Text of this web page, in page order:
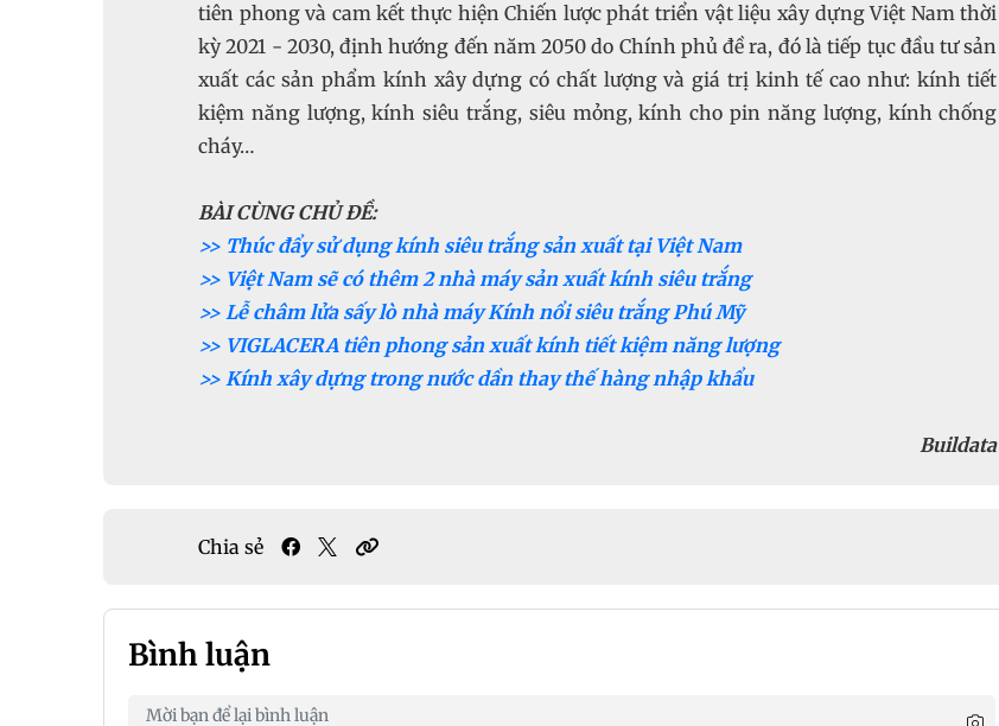
tiên phong và cam kết thực hiện Chiến lược phát triển vật liệu xây dựng Việt Nam thời
kỳ 2021 - 2030, định hướng đến năm 2050 do Chính phủ đề ra, đó là tiếp tục đầu tư sản
xuất các sản phẩm kính xây dựng có chất lượng và giá trị kinh tế cao như: kính tiết
kiệm năng lượng, kính siêu trắng, siêu mỏng, kính cho pin năng lượng, kính chống
cháy…
BÀI CÙNG CHỦ ĐỀ:
>> Thúc đẩy sử dụng kính siêu trắng sản xuất tại Việt Nam
>> Việt Nam sẽ có thêm 2 nhà máy sản xuất kính siêu trắng
>> Lễ châm lửa sấy lò nhà máy Kính nổi siêu trắng Phú Mỹ
>> VIGLACERA tiên phong sản xuất kính tiết kiệm năng lượng
>> Kính xây dựng trong nước dần thay thế hàng nhập khẩu
Buildata
Chia sẻ
Bình luận